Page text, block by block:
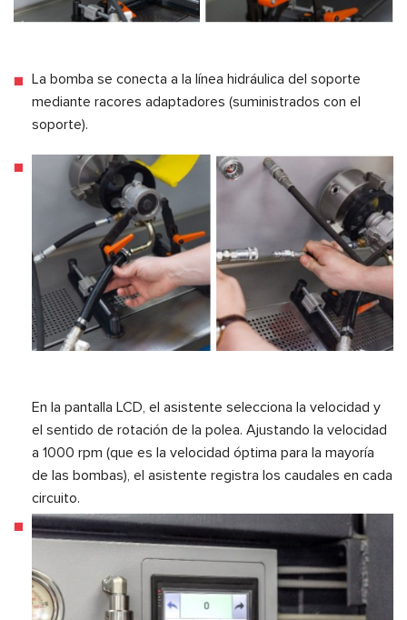
La bomba se conecta a la línea hidráulica del soporte
mediante racores adaptadores (suministrados con el
soporte).
En la pantalla LCD, el asistente selecciona la velocidad y
el sentido de rotación de la polea. Ajustando la velocidad
a 1000 rpm (que es la velocidad óptima para la mayoría
de las bombas), el asistente registra los caudales en cada
circuito.